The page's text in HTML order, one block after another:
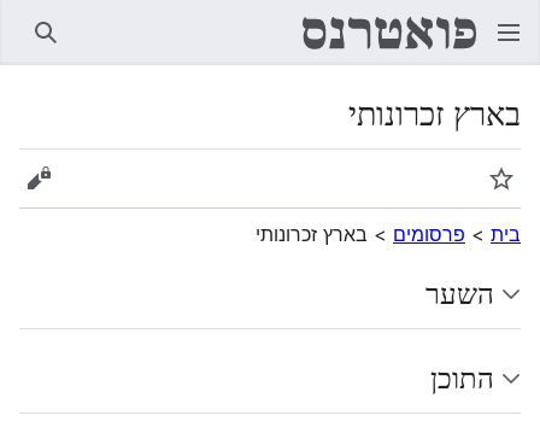
בארץ זכרונותי
מעקב
בית > פרסומים > בארץ זכרונותי
השער
התוכן